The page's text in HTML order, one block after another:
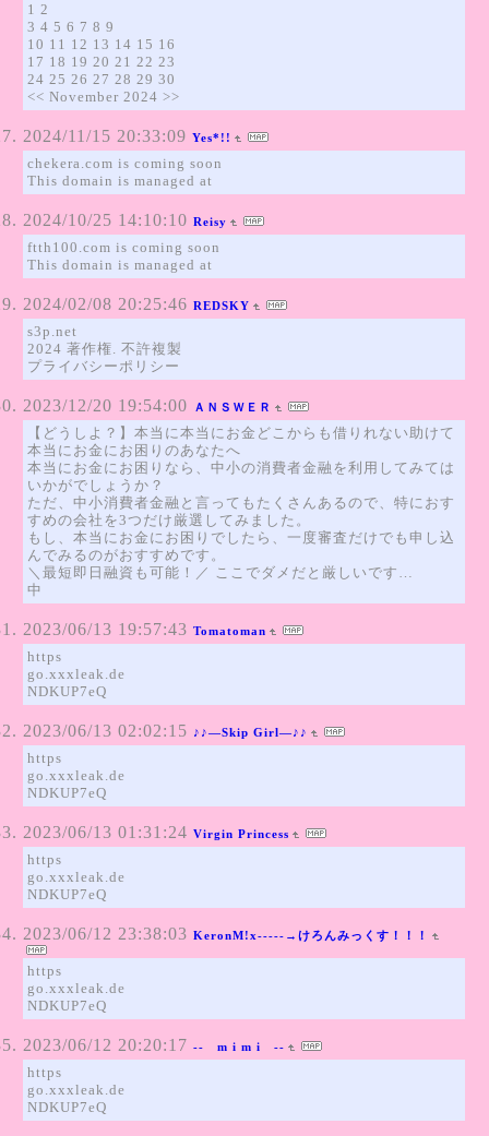
1 2
3 4 5 6 7 8 9
10 11 12 13 14 15 16
17 18 19 20 21 22 23
24 25 26 27 28 29 30
<< November 2024 >>
2024/11/15 20:33:09 Yes*!!
chekera.com is coming soon
This domain is managed at
2024/10/25 14:10:10 Reisy
ftth100.com is coming soon
This domain is managed at
2024/02/08 20:25:46 REDSKY
s3p.net
2024 著作権. 不許複製
プライバシーポリシー
2023/12/20 19:54:00 ＡＮＳＷＥＲ
【どうしよ？】本当に本当にお金どこからも借りれない助けて
本当にお金にお困りのあなたへ
本当にお金にお困りなら、中小の消費者金融を利用してみては
いかがでしょうか？
ただ、中小消費者金融と言ってもたくさんあるので、特におす
すめの会社を3つだけ厳選してみました。
もし、本当にお金にお困りでしたら、一度審査だけでも申し込
んでみるのがおすすめです。
＼最短即日融資も可能！／ ここでダメだと厳しいです…
中
2023/06/13 19:57:43 Tomatoman
https
go.xxxleak.de
NDKUP7eQ
2023/06/13 02:02:15 ♪♪―Skip Girl―♪♪
https
go.xxxleak.de
NDKUP7eQ
2023/06/13 01:31:24 Virgin Princess
https
go.xxxleak.de
NDKUP7eQ
2023/06/12 23:38:03 KeronM!x-----→けろんみっくす！！！
https
go.xxxleak.de
NDKUP7eQ
2023/06/12 20:20:17 -- m i m i --
https
go.xxxleak.de
NDKUP7eQ